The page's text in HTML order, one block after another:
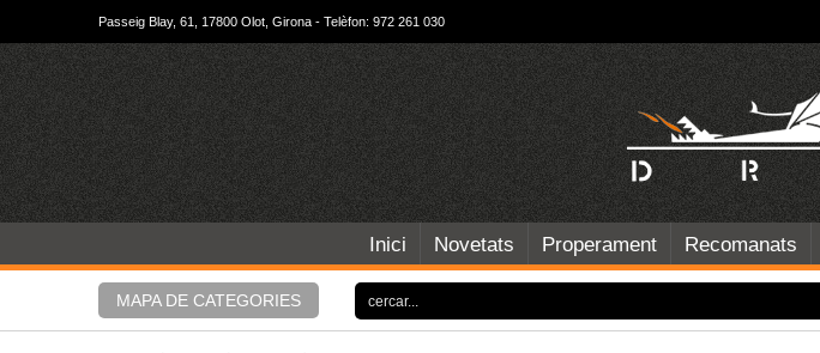
Passeig Blay, 61, 17800 Olot, Girona - Telèfon: 972 261 030
Inici Novetats Properament Recomanats
MAPA DE CATEGORIES